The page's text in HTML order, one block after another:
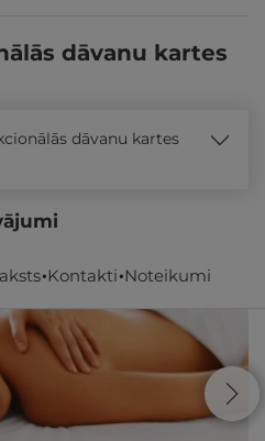
Kontakti Noteikumi
dāvanu kartes
dāvanu kartes